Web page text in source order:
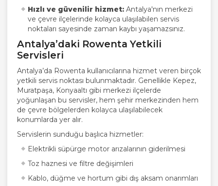
Hızlı ve güvenilir hizmet: Antalya'nın merkezi
ve çevre ilçelerinde kolayca ulaşılabilen servis
noktaları sayesinde zaman kaybı yaşamazsınız.
Antalya’daki Rowenta Yetkili
Servisleri
Antalya’da Rowenta kullanıcılarına hizmet veren birçok
yetkili servis noktası bulunmaktadır. Genellikle Kepez,
Muratpaşa, Konyaaltı gibi merkezi ilçelerde
yoğunlaşan bu servisler, hem şehir merkezinden hem
de çevre bölgelerden kolayca ulaşılabilecek
konumlarda yer alır.
Servislerin sunduğu başlıca hizmetler:
Elektrikli süpürge motor arızalarının giderilmesi
Toz haznesi ve filtre değişimleri
Kablo, düğme ve hortum gibi dış aksam onarımları